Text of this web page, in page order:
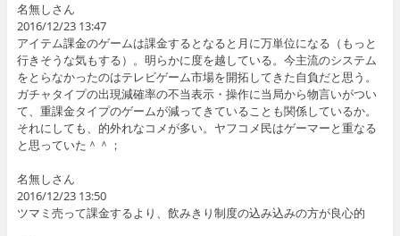
名無しさん
2016/12/23 13:47
アイテム課金のゲームは課金するとなると月に万単位になる（もっと
行きそうな気もする）。明らかに度を越している。今主流のシステム
をとらなかったのはテレビゲーム市場を開拓してきた自負だと思う。
ガチャタイプの出現減確率の不当表示・操作に当局から物言いがつい
て、重課金タイプのゲームが減ってきていることも関係しているか。
それにしても、的外れなコメが多い。ヤフコメ民はゲーマーと重なる
と思っていた＾＾；
名無しさん
2016/12/23 13:50
ツマミ売って課金するより、飲みきり制度の込み込みの方が良心的